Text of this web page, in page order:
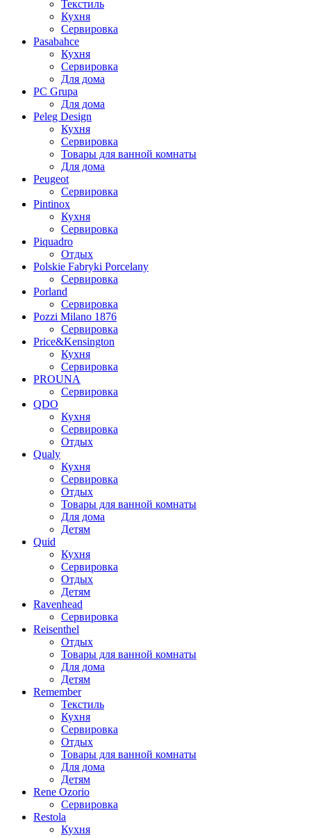
Текстиль
Кухня
Сервировка
Pasabahce
Кухня
Сервировка
Для дома
PC Grupa
Для дома
Peleg Design
Кухня
Сервировка
Товары для ванной комнаты
Для дома
Peugeot
Сервировка
Pintinox
Кухня
Сервировка
Piquadro
Отдых
Polskie Fabryki Porcelany
Сервировка
Porland
Сервировка
Pozzi Milano 1876
Сервировка
Price&Kensington
Кухня
Сервировка
PROUNA
Сервировка
QDO
Кухня
Сервировка
Отдых
Qualy
Кухня
Сервировка
Отдых
Товары для ванной комнаты
Для дома
Детям
Quid
Кухня
Сервировка
Отдых
Детям
Ravenhead
Сервировка
Reisenthel
Отдых
Товары для ванной комнаты
Для дома
Детям
Remember
Текстиль
Кухня
Сервировка
Отдых
Товары для ванной комнаты
Для дома
Детям
Rene Ozorio
Сервировка
Restola
Кухня